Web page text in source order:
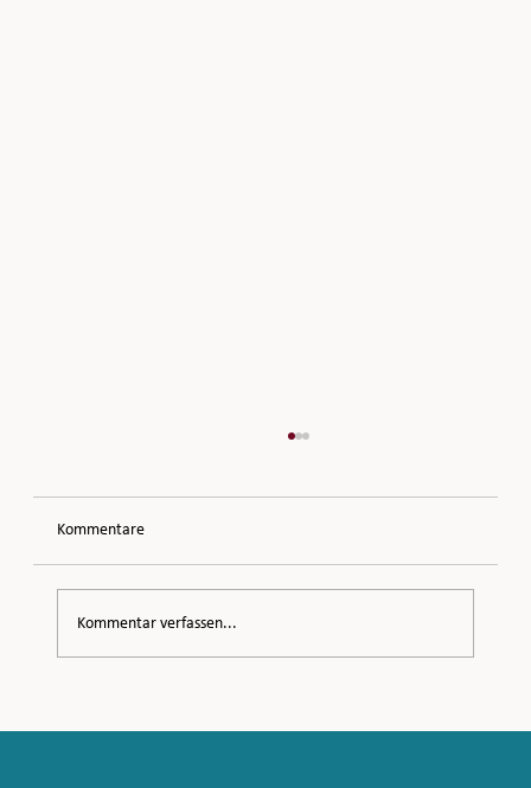
Dein Körpertagebuch
Kommentare
Kommentar verfassen...